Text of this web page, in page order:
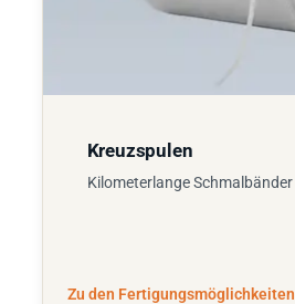
Kreuzspulen
Kilometerlange Schmalbänder
Zu den Fertigungsmöglichkeiten